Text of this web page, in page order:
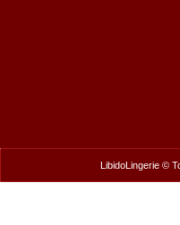
LibidoLingerie ©